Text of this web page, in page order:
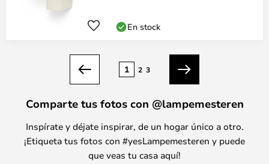
En stock
Anterior
1 2 3
Siguiente
Comparte tus fotos con @lampemesteren
Inspírate y déjate inspirar, de un hogar único a otro.
¡Etiqueta tus fotos con #yesLampemesteren y puede
que veas tu casa aquí!